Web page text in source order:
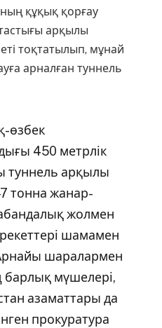
құқық қорғау
арқылы
тоқтатылып, мұнай
арналған туннель
өзбек
450 метрлік
туннель арқылы
тонна жанар-
жолмен
шамамен
шаралармен
мүшелері,
азаматтары да
прокуратура